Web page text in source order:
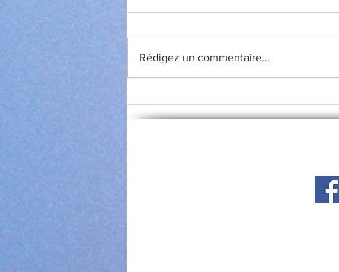
Religion & Spiritualié
Rédigez un commentaire...